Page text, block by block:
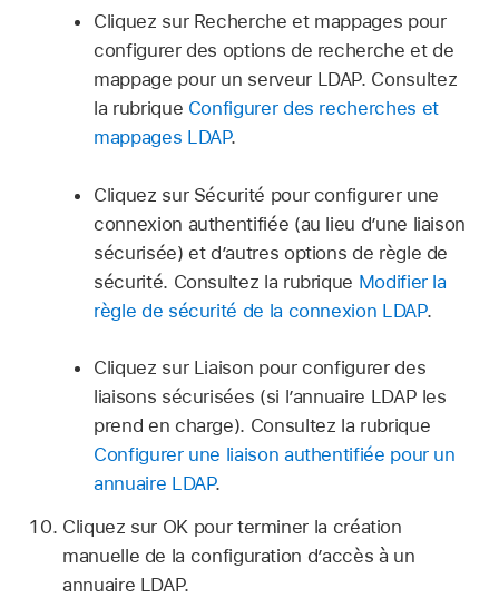
Cliquez sur Recherche et mappages pour
configurer des options de recherche et de
mappage pour un serveur LDAP. Consultez
la rubrique Configurer des recherches et
mappages LDAP.
Cliquez sur Sécurité pour configurer une
connexion authentifiée (au lieu d’une liaison
sécurisée) et d’autres options de règle de
sécurité. Consultez la rubrique Modifier la
règle de sécurité de la connexion LDAP.
Cliquez sur Liaison pour configurer des
liaisons sécurisées (si l’annuaire LDAP les
prend en charge). Consultez la rubrique
Configurer une liaison authentifiée pour un
annuaire LDAP.
Cliquez sur OK pour terminer la création
manuelle de la configuration d’accès à un
annuaire LDAP.